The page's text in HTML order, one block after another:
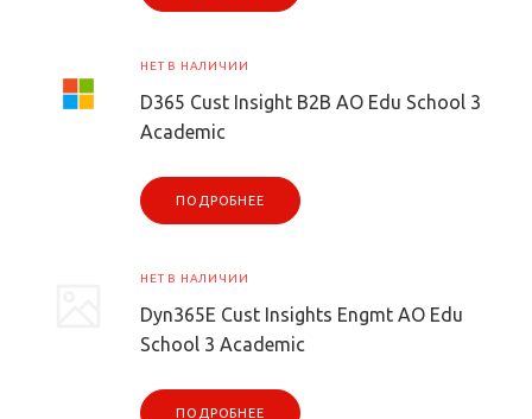
НЕТ В НАЛИЧИИ
D365 Cust Insight B2B AO Edu School 3
Academic
ПОДРОБНЕЕ
НЕТ В НАЛИЧИИ
Dyn365E Cust Insights Engmt AO Edu
School 3 Academic
ПОДРОБНЕЕ